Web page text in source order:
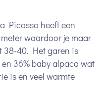
Picasso heeft een
waardoor je maar
38-40. Het garen is
36% baby alpaca wat
is en veel warmte